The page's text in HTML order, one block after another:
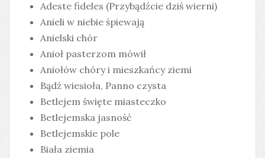
Adeste fideles (Przybądźcie dziś wierni)
Anieli w niebie śpiewają
Anielski chór
Anioł pasterzom mówił
Aniołów chóry i mieszkańcy ziemi
Bądź wiesioła, Panno czysta
Betlejem święte miasteczko
Betlejemska jasność
Betlejemskie pole
Biała ziemia